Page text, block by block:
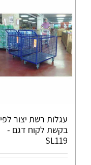
עגלות רשת יצור לפי
בקשת לקוח דגם -
SL119